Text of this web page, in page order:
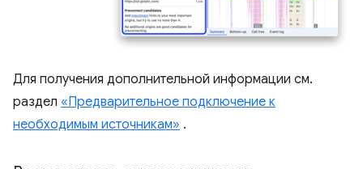
Для получения дополнительной информации см.
раздел «Предварительное подключение к
необходимым источникам» .